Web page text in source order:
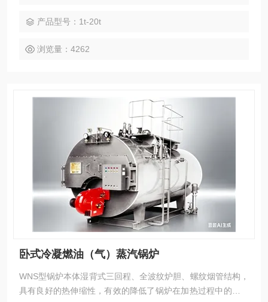
产品型号：1t-20t
浏览量：4262
卧式冷凝燃油（气）蒸汽锅炉
WNS型锅炉本体湿背式三回程、全波纹炉胆、螺纹烟管结构，
具有良好的热伸缩性，有效的降低了锅炉在加热过程中的焊接